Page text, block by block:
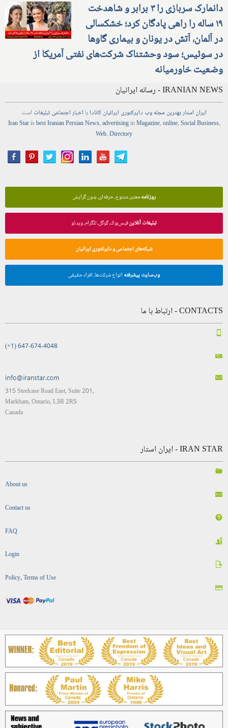
دانمارک سربازی را ۳ برابر و شاهدخت
۱۹ ساله را راهی پادگان کرد؛ خشکسالی
در آلمان، آتش در یونان و بیماری گاوها
در سوئیس؛ سود وحشتناک شرکت‌های نفتی آمریکا از
وضعیت خاورمیانه
IRANIAN NEWS - رسانه ایرانیان
ایران استاربهترین مجلهوب دایرکتوری ایرانیان کانادابا اخباراجتماعیتبلیغات است
Iran Starisbest Iranian PersianNews,advertisinginMagazine,online,Social Business,
Web,Directory
روزنامهمعتبر، متنوع، حرفه‌ای، بدون گرایش
تبلیغات آنلاینفیس‌بوک، گوگل، تلگرام، ویدئو
شبکه‌های اجتماعی و دایرکتوری ایرانیان
وب‌سایت پیشرفته انواع شرکت‌ها، افراد حقیقی
CONTACTS - ارتباط با ما
(+1) 647-674-4048
315 Steelcase Road East, Suite 201,
Markham, Ontario, L3R 2R5
Canada
IRAN STAR - ایران استار
About us
Contact us
FAQ
Login
Policy, Terms of Use